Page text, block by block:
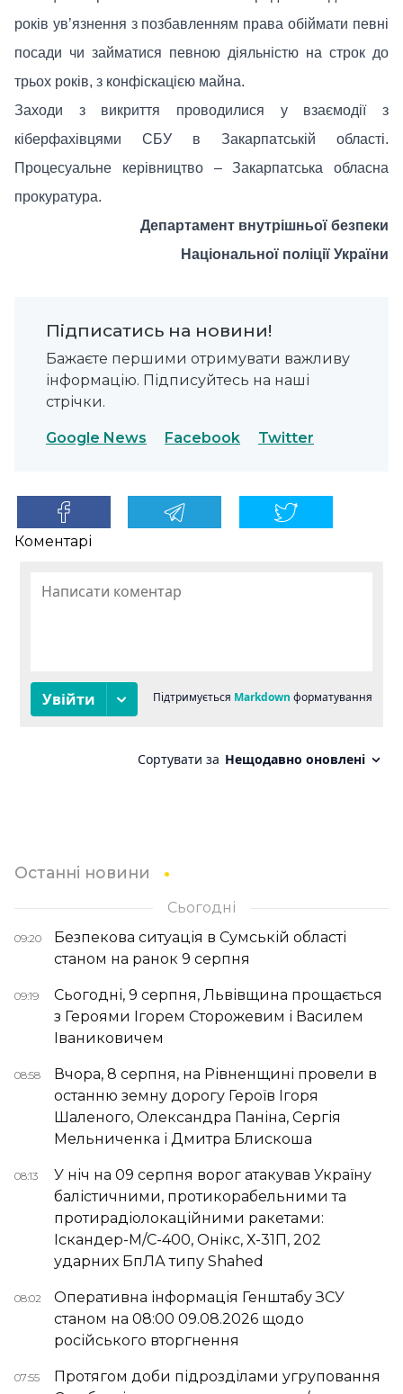
років ув’язнення з позбавленням права обіймати певні
посади чи займатися певною діяльністю на строк до
трьох років, з конфіскацією майна.
Заходи з викриття проводилися у взаємодії з
кіберфахівцями СБУ в Закарпатській області.
Процесуальне керівництво – Закарпатська обласна
прокуратура.
Департамент внутрішньої безпеки
Національної поліції України
Підписатись на новини!
Бажаєте першими отримувати важливу
інформацію. Підписуйтесь на наші
стрічки.
Google News Facebook Twitter
Коментарі
Останні новини
Сьогодні
09:20
Безпекова ситуація в Сумській області
станом на ранок 9 серпня
09:19
Сьогодні, 9 серпня, Львівщина прощається
з Героями Ігорем Сторожевим і Василем
Іваниковичем
08:58
Вчора, 8 серпня, на Рівненщині провели в
останню земну дорогу Героїв Ігоря
Шаленого, Олександра Паніна, Сергія
Мельниченка і Дмитра Блискоша
08:13
У ніч на 09 серпня ворог атакував Україну
балістичними, протикорабельними та
протирадіолокаційними ракетами:
Іскандер-М/С-400, Онікс, Х-31П, 202
ударних БпЛА типу Shahed
08:02
Оперативна інформація Генштабу ЗСУ
станом на 08:00 09.08.2026 щодо
російського вторгнення
07:55
Протягом доби підрозділами угруповання